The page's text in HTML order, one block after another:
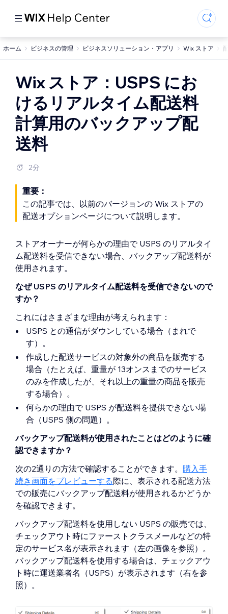
ホーム ビジネスの管理 ビジネスソリューション・アプリ Wix ストア
Wix ストア：USPS にお
けるリアルタイム配送料
計算用のバックアップ配
送料
2分
重要：
この記事では、以前のバージョンの Wix ストアの
配送オプションページについて説明します。
ストアオーナーが何らかの理由で USPS のリアルタイ
ム配送料を受信できない場合、バックアップ配送料が
使用されます。
なぜ USPS のリアルタイム配送料を受信できないので
すか？
これにはさまざまな理由が考えられます：
USPS との通信がダウンしている場合（まれで
す）。
作成した配送サービスの対象外の商品を販売する
場合（たとえば、重量が 13オンスまでのサービス
のみを作成したが、それ以上の重量の商品を販売
する場合）。
何らかの理由で USPS が配送料を提供できない場
合（USPS 側の問題）。
バックアップ配送料が使用されたことはどのように確
認できますか？
次の2通りの方法で確認することができます。 購入手
続き画面をプレビューする際に、表示される配送方法
での販売にバックアップ配送料が使用されるかどうか
を確認できます。
バックアップ配送料を使用しない USPS の販売では、
チェックアウト時にファーストクラスメールなどの特
定のサービス名が表示されます（左の画像を参照）。
バックアップ配送料を使用する場合は、チェックアウ
ト時に運送業者名（USPS）が表示されます（右を参
照）。